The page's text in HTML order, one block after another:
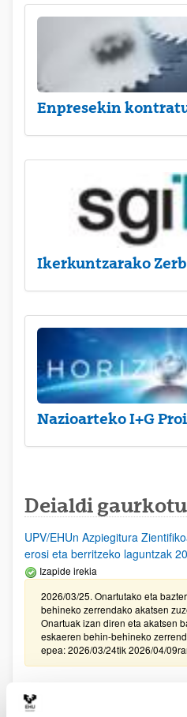
Enpresekin
Ikerkuntzarako
Nazioarteko I+G
Deialdi
UPV/EHUn Azpiegitura
erosi eta berritzeko laguntzak
Izapide irekia
2026/03/25. Onartutako eta
behineko zerrendako akatsen
Onartuak izan diren eta akatsen
eskaeren behin-behineko
epea: 2026/03/24tik 2026/04/
sustatzeko laguntzen deialdia